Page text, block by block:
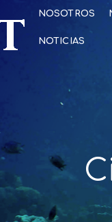
NOSOTROS
NOTICIAS